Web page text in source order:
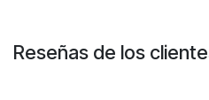
Reseñas de los